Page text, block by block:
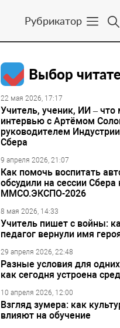
Рубрикатор
Выбор
22 мая 2026, 17:17
Учитель, ученик, ИИ – что
интервью с Артёмом
руководителем
Сбера
9 апреля 2026, 21:07
Как помочь воспитать
обсудили на сессии Сбера
ММСО.ЭКСПО-2026
8 мая 2026, 14:33
Учитель пишет с войны:
педагог вернули имя
29 апреля 2026, 22:48
Разные условия для
как сегодня устроена
10 апреля 2026, 12:00
Взгляд зумера: как
влияют на обучение